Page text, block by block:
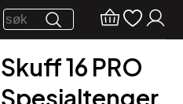
Skuff 16 PRO
Spesialtenger